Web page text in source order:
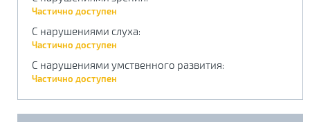
Частично доступен
С нарушениями слуха:
Частично доступен
С нарушениями умственного развития:
Частично доступен